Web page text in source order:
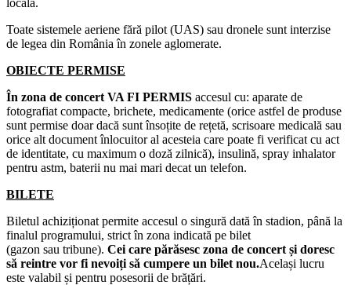
Toate sistemele aeriene fără pilot (UAS) sau dronele sunt interzise
de legea din România în zonele aglomerate.
OBIECTE PERMISE
În zona de concert VA FI PERMIS accesul cu: aparate de
fotografiat compacte, brichete, medicamente (orice astfel de produse
sunt permise doar dacă sunt însoțite de rețetă, scrisoare medicală sau
orice alt document înlocuitor al acesteia care poate fi verificat cu act
de identitate, cu maximum o doză zilnică), insulină, spray inhalator
pentru astm, baterii nu mai mari decat un telefon.
BILETE
Biletul achiziționat permite accesul o singură dată în stadion, până la
finalul programului, strict în zona indicată pe bilet
(gazon sau tribune). Cei care părăsesc zona de concert și doresc
să reintre vor fi nevoiți să cumpere un bilet nou.Același lucru
este valabil și pentru posesorii de brățări.